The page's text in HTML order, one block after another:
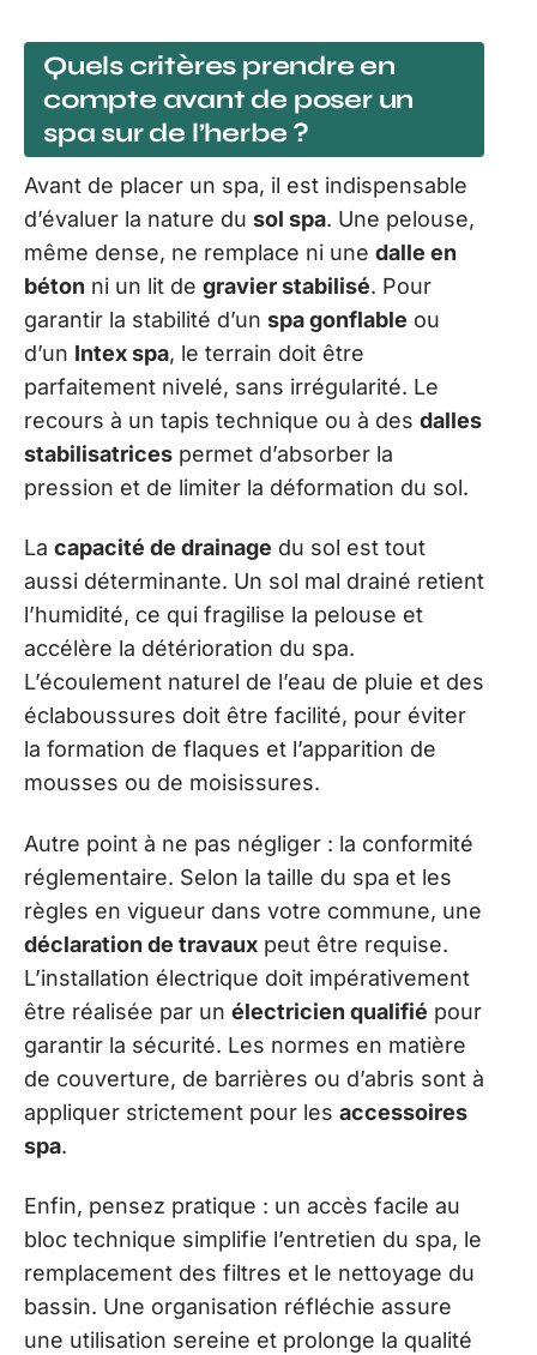
Quels critères prendre en
compte avant de poser un
spa sur de l’herbe ?
Avant de placer un spa, il est indispensable
d’évaluer la nature du sol spa. Une pelouse,
même dense, ne remplace ni une dalle en
béton ni un lit de gravier stabilisé. Pour
garantir la stabilité d’un spa gonflable ou
d’un Intex spa, le terrain doit être
parfaitement nivelé, sans irrégularité. Le
recours à un tapis technique ou à des dalles
stabilisatrices permet d’absorber la
pression et de limiter la déformation du sol.
La capacité de drainage du sol est tout
aussi déterminante. Un sol mal drainé retient
l’humidité, ce qui fragilise la pelouse et
accélère la détérioration du spa.
L’écoulement naturel de l’eau de pluie et des
éclaboussures doit être facilité, pour éviter
la formation de flaques et l’apparition de
mousses ou de moisissures.
Autre point à ne pas négliger : la conformité
réglementaire. Selon la taille du spa et les
règles en vigueur dans votre commune, une
déclaration de travaux peut être requise.
L’installation électrique doit impérativement
être réalisée par un électricien qualifié pour
garantir la sécurité. Les normes en matière
de couverture, de barrières ou d’abris sont à
appliquer strictement pour les accessoires
spa.
Enfin, pensez pratique : un accès facile au
bloc technique simplifie l’entretien du spa, le
remplacement des filtres et le nettoyage du
bassin. Une organisation réfléchie assure
une utilisation sereine et prolonge la qualité